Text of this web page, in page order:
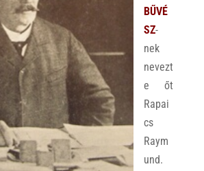
BŰVÉ
SZ-
nek
nevezt
e őt
Rapai
cs
Raym
und.